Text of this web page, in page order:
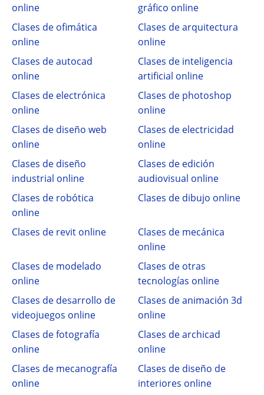
online
gráfico online
Clases de ofimática
online
Clases de arquitectura
online
Clases de autocad
online
Clases de inteligencia
artificial online
Clases de electrónica
online
Clases de photoshop
online
Clases de diseño web
online
Clases de electricidad
online
Clases de diseño
industrial online
Clases de edición
audiovisual online
Clases de robótica
online
Clases de dibujo online
Clases de revit online
Clases de mecánica
online
Clases de modelado
online
Clases de otras
tecnologías online
Clases de desarrollo de
videojuegos online
Clases de animación 3d
online
Clases de fotografía
online
Clases de archicad
online
Clases de mecanografía
online
Clases de diseño de
interiores online